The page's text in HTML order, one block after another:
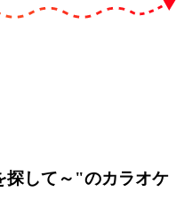
探して～"のカラオケ